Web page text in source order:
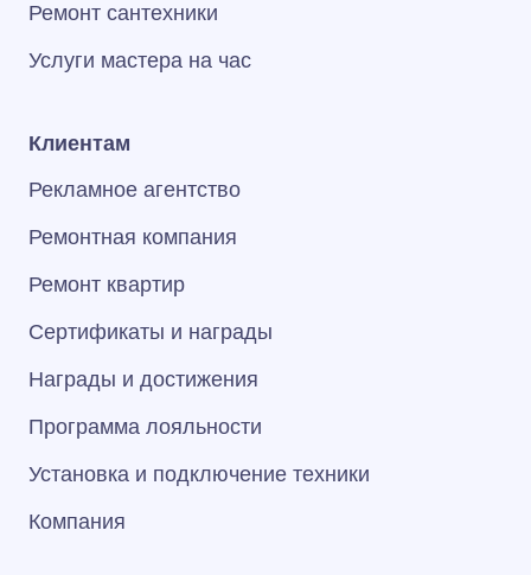
Ремонт сантехники
Услуги мастера на час
Клиентам
Рекламное агентство
Ремонтная компания
Ремонт квартир
Сертификаты и награды
Награды и достижения
Программа лояльности
Установка и подключение техники
Компания